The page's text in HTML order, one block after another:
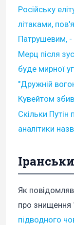
Російську
літаками,
Патрушевим, -
Мерц після
буде мирної
"Дружній
Кувейтом
Скільки Путін
аналітики
Як
про знищення
підводного